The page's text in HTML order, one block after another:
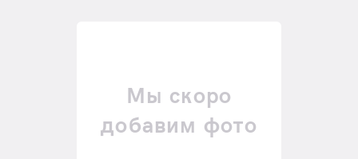
Мы скоро
добавим фото